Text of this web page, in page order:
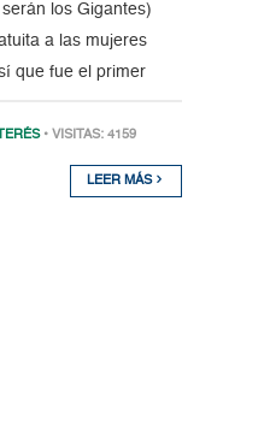
los Gigantes)
a las mujeres
que fue el primer
• VISITAS: 4159
LEER MÁS